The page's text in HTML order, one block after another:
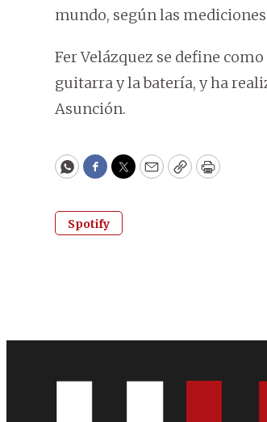
mundo, según las
Fer Velázquez se define
guitarra y la batería, y ha
Asunción.
WhatsApp
Facebook
Twitter
EmailCopyPrint
Spotify